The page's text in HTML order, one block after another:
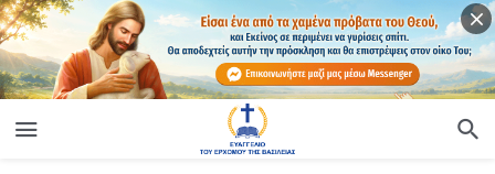
216 Πρέπει πάντα να σωπαίνουμε ενώπιον του Θεού